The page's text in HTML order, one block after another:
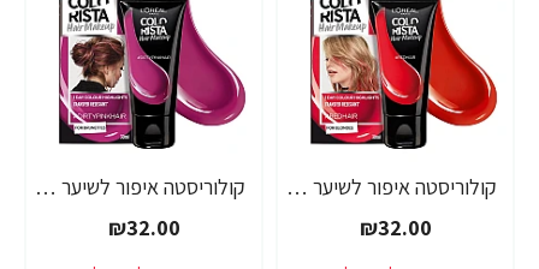
קולוריסטה איפור לשיער אדום 30 מ"ל - מבית L'OREAL PARIS
₪32.00
קולוריסטה איפור לשיער ורוד כהה 30 מ"ל - מבית L'OREAL PARIS
₪32.00